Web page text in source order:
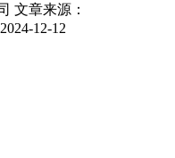
文章来源：
12-12